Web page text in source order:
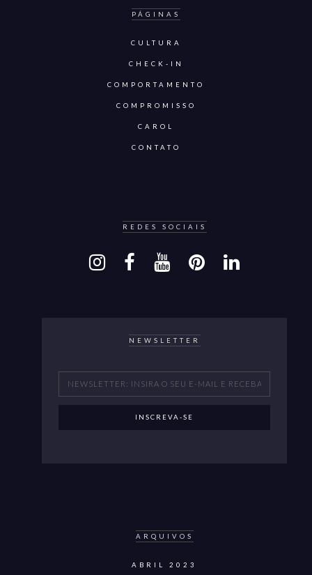
PÁGINAS
CULTURA
CHECK-IN
COMPORTAMENTO
COMPROMISSO
CAROL
CONTATO
REDES SOCIAIS
NEWSLETTER
ARQUIVOS
ABRIL 2023